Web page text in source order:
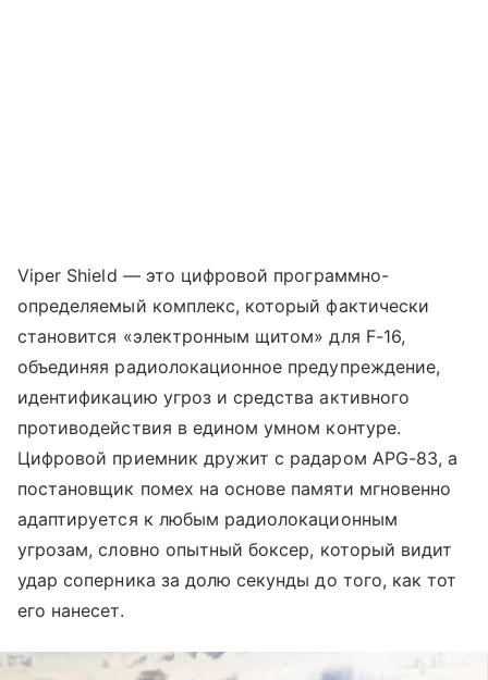
Viper Shield — это цифровой программно-
определяемый комплекс, который фактически
становится «электронным щитом» для F-16,
объединяя радиолокационное предупреждение,
идентификацию угроз и средства активного
противодействия в едином умном контуре.
Цифровой приемник дружит с радаром APG-83, а
постановщик помех на основе памяти мгновенно
адаптируется к любым радиолокационным
угрозам, словно опытный боксер, который видит
удар соперника за долю секунды до того, как тот
его нанесет.